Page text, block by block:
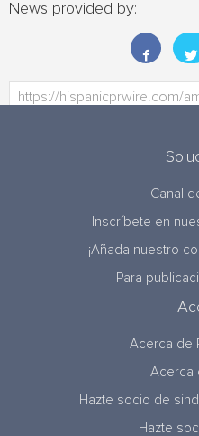
News provided by:
Canal
Inscríbete en
¡Añada nuestro
Para
Acerca de
Acerca
Hazte socio de
Hazte